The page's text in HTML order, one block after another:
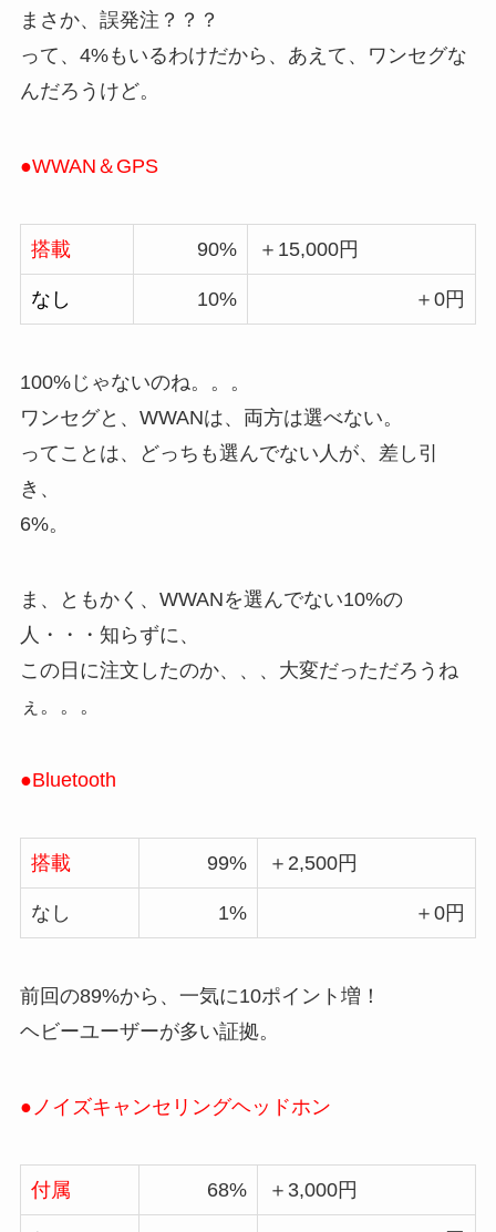
まさか、誤発注？？？
って、4%もいるわけだから、あえて、ワンセグな
んだろうけど。
●WWAN＆GPS
搭載 90% ＋15,000円
なし 10% ＋0円
100%じゃないのね。。。
ワンセグと、WWANは、両方は選べない。
ってことは、どっちも選んでない人が、差し引
き、
6%。
ま、ともかく、WWANを選んでない10%の
人・・・知らずに、
この日に注文したのか、、、大変だっただろうね
ぇ。。。
●Bluetooth
搭載 99% ＋2,500円
なし 1% ＋0円
前回の89%から、一気に10ポイント増！
ヘビーユーザーが多い証拠。
●ノイズキャンセリングヘッドホン
付属 68% ＋3,000円